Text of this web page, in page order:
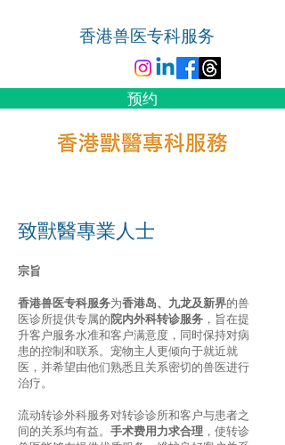
香港兽医专科服务
预约
致獸醫專業人士
宗旨
香港兽医专科服务为香港岛、九龙及新界的兽
医诊所提供专属的院内外科转诊服务 ，旨在提
升客户服务水准和客户满意度，同时保持对病
患的控制和联系。宠物主人更倾向于就近就
医，并希望由他们熟悉且关系密切的兽医进行
治疗。
流动转诊外科服务对转诊诊所和客户与患者之
间的关系均有益。 手术费用力求合理 ，使转诊